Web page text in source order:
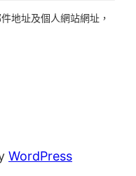
地址及個人網站網址，
WordPress